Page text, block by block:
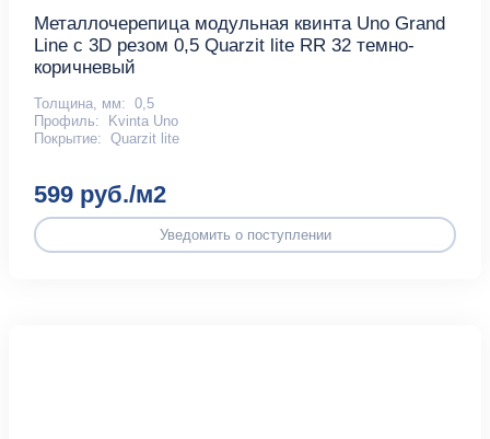
Металлочерепица модульная квинта Uno Grand
Line c 3D резом 0,5 Quarzit lite RR 32 темно-
коричневый
Толщина, мм: 0,5
Профиль:
Kvinta Uno
Покрытие: Quarzit lite
599 руб./м2
Уведомить о поступлении